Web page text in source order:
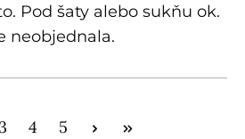
Pod šaty alebo sukňu ok.
neobjednala.
Stránka
4 Stránka
5